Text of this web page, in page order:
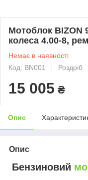
Мотоблок BIZON
колеса 4.00-8,
Немає в наявності
Код: BN001
Роздріб
15 005 ₴
Опис
Опис
Бензиновий